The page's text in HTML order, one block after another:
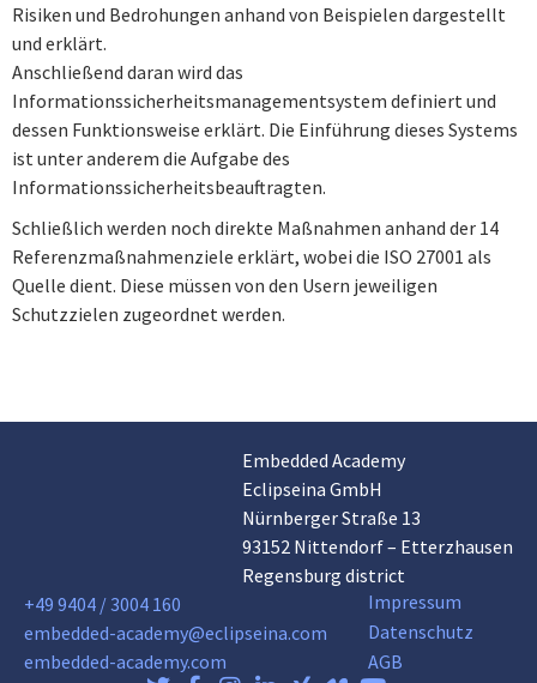
Risiken und Bedrohungen anhand von Beispielen dargestellt
und erklärt.
Anschließend daran wird das
Informationssicherheitsmanagementsystem definiert und
dessen Funktionsweise erklärt. Die Einführung dieses Systems
ist unter anderem die Aufgabe des
Informationssicherheitsbeauftragten.
Schließlich werden noch direkte Maßnahmen anhand der 14
Referenzmaßnahmenziele erklärt, wobei die ISO 27001 als
Quelle dient. Diese müssen von den Usern jeweiligen
Schutzzielen zugeordnet werden.
Embedded Academy
Eclipseina GmbH
Nürnberger Straße 13
93152 Nittendorf – Etterzhausen
Regensburg district
+49 9404 / 3004 160
embedded-academy@eclipseina.com
embedded-academy.com
Impressum
Datenschutz
AGB